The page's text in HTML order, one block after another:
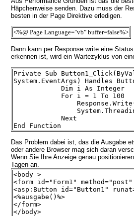
Häpchenweise senden. Dazu muss der
besten in der Page Direktive erledigen.
<%@ Page Language="vb" buffer=false%>
Dann kann per Response.write eine
erkennen ist, wird ein Wartezyklus von
Private Sub
System.EventArgs) Handles
Dim i As Integer
For i = 1 To 100
Next
End Function
Das Problem dabei ist, das die Ausgabe
oder andere Browser mag sich daran
Wenn Sie Ihre Anzeige genau
Tagen an.
<body >
<form id="Form1"
<asp:Button id="Button1"
<%ausgabe()%>
</form>
</body>